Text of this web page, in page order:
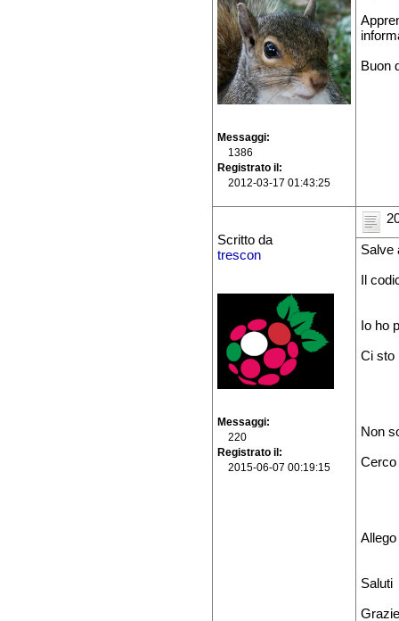
Messaggi
1386
Registrato il
2012-03-17 01:43:25
Buon
Scritto da
trescon
Messaggi
220
Registrato il
2015-06-07 00:19:15
Salve
Il
Io ho
Ci sto
Non
Cerco
Saluti
Grazie